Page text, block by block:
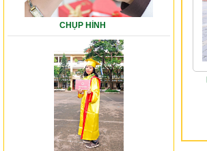
CHỤP HÌNH